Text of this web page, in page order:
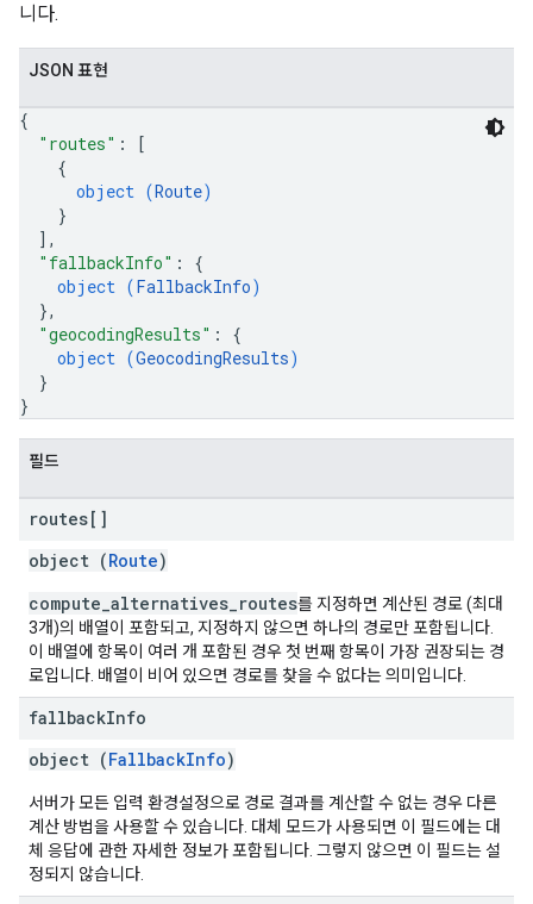
니다.
JSON 표현
{
"routes" :
[
{
object (Route)
}
] ,
"fallbackInfo" : {
object (FallbackInfo)
},
"geocodingResults" : {
object (GeocodingResults)
}
}
필드
routes[]
object (Route)
compute_alternatives_routes를 지정하면 계산된 경로 (최대
3개)의 배열이 포함되고, 지정하지 않으면 하나의 경로만 포함됩니다.
이 배열에 항목이 여러 개 포함된 경우 첫 번째 항목이 가장 권장되는 경
로입니다. 배열이 비어 있으면 경로를 찾을 수 없다는 의미입니다.
fallbackInfo
object (FallbackInfo)
서버가 모든 입력 환경설정으로 경로 결과를 계산할 수 없는 경우 다른
계산 방법을 사용할 수 있습니다. 대체 모드가 사용되면 이 필드에는 대
체 응답에 관한 자세한 정보가 포함됩니다. 그렇지 않으면 이 필드는 설
정되지 않습니다.